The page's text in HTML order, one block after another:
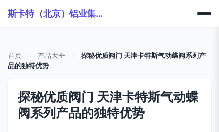
斯卡特（北京）铝业集团有限公司
首页 产品大全
探秘优质阀门 天津卡特斯气动蝶阀系列产
品的独特优势
探秘优质阀门 天津卡特斯气动蝶
阀系列产品的独特优势